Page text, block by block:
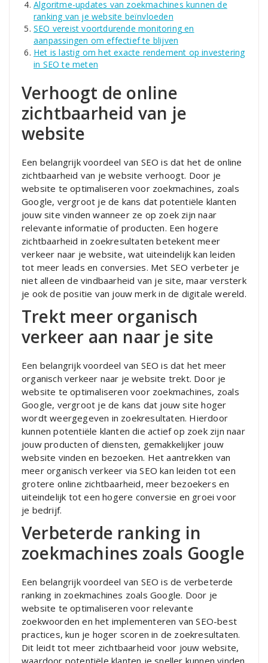
Algoritme-updates van zoekmachines kunnen de
ranking van je website beïnvloeden
SEO vereist voortdurende monitoring en
aanpassingen om effectief te blijven
Het is lastig om het exacte rendement op investering
in SEO te meten
Verhoogt de online
zichtbaarheid van je
website
Een belangrijk voordeel van SEO is dat het de online
zichtbaarheid van je website verhoogt. Door je
website te optimaliseren voor zoekmachines, zoals
Google, vergroot je de kans dat potentiële klanten
jouw site vinden wanneer ze op zoek zijn naar
relevante informatie of producten. Een hogere
zichtbaarheid in zoekresultaten betekent meer
verkeer naar je website, wat uiteindelijk kan leiden
tot meer leads en conversies. Met SEO verbeter je
niet alleen de vindbaarheid van je site, maar versterk
je ook de positie van jouw merk in de digitale wereld.
Trekt meer organisch
verkeer aan naar je site
Een belangrijk voordeel van SEO is dat het meer
organisch verkeer naar je website trekt. Door je
website te optimaliseren voor zoekmachines, zoals
Google, vergroot je de kans dat jouw site hoger
wordt weergegeven in zoekresultaten. Hierdoor
kunnen potentiële klanten die actief op zoek zijn naar
jouw producten of diensten, gemakkelijker jouw
website vinden en bezoeken. Het aantrekken van
meer organisch verkeer via SEO kan leiden tot een
grotere online zichtbaarheid, meer bezoekers en
uiteindelijk tot een hogere conversie en groei voor
je bedrijf.
Verbeterde ranking in
zoekmachines zoals Google
Een belangrijk voordeel van SEO is de verbeterde
ranking in zoekmachines zoals Google. Door je
website te optimaliseren voor relevante
zoekwoorden en het implementeren van SEO-best
practices, kun je hoger scoren in de zoekresultaten.
Dit leidt tot meer zichtbaarheid voor jouw website,